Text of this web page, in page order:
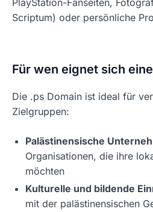
PlayStation-Fanseiten,
Scriptum) oder persönliche
Für wen eignet sich
Die .ps Domain ist ideal für
Zielgruppen:
Palästinensische
Organisationen, die ihre
möchten
Kulturelle und bildende
mit der palästinensischen